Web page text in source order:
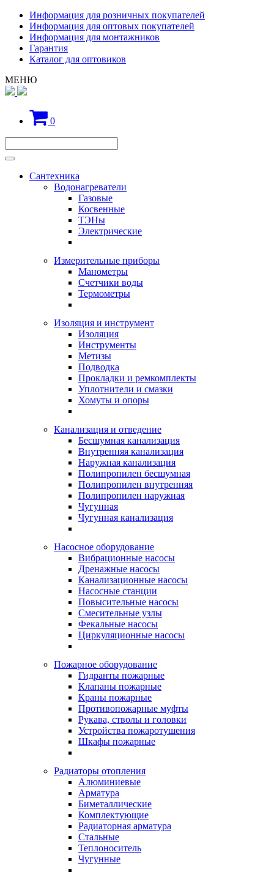
Информация для розничных покупателей
Информация для оптовых покупателей
Информация для монтажников
Гарантия
Каталог для оптовиков
МЕНЮ
0
Сантехника
Водонагреватели
Газовые
Косвенные
ТЭНы
Электрические
Измерительные приборы
Манометры
Счетчики воды
Термометры
Изоляция и инструмент
Изоляция
Инструменты
Метизы
Подводка
Прокладки и ремкомплекты
Уплотнители и смазки
Хомуты и опоры
Канализация и отведение
Бесшумная канализация
Внутренняя канализация
Наружная канализация
Полипропилен бесшумная
Полипропилен внутренняя
Полипропилен наружная
Чугунная
Чугунная канализация
Насосное оборудование
Вибрационные насосы
Дренажные насосы
Канализационные насосы
Насосные станции
Повысительные насосы
Смесительные узлы
Фекальные насосы
Циркуляционные насосы
Пожарное оборудование
Гидранты пожарные
Клапаны пожарные
Краны пожарные
Противопожарные муфты
Рукава, стволы и головки
Устройства пожаротушения
Шкафы пожарные
Радиаторы отопления
Алюминиевые
Арматура
Биметаллические
Комплектующие
Радиаторная арматура
Стальные
Теплоноситель
Чугунные